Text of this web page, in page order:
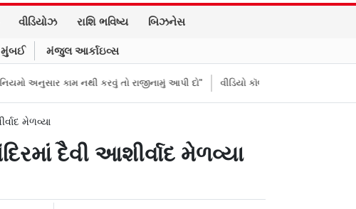
વીડિયોઝ રાશિ ભવિષ્ય બિઝનેસ
મંજુલ આર્કાઇવ્સ
કામ નથી કરવું તો રાજીનામું આપી દો" વીડિયો કૉલ પર પિતાના અંતિમ સંસ્કાર
મેળવ્યા
દૈવી આશીર્વાદ મેળવ્યા